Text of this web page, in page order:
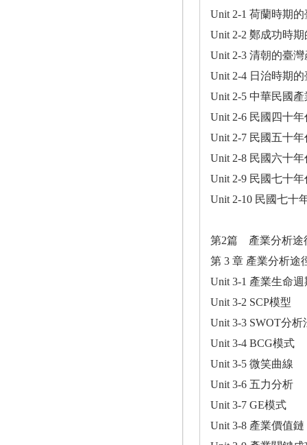
Unit 2-1 荷蘭時期
Unit 2-2 鄭成功時
Unit 2-3 清朝的臺灣
Unit 2-4 日治時期
Unit 2-5 中華民國
Unit 2-6 民國四十
Unit 2-7 民國五十
Unit 2-8 民國六十
Unit 2-9 民國七十
Unit 2-10 民國七十
第2篇 產業分析途
第 3 章 產業分析途
Unit 3-1 產業生命
Unit 3-2 SCP模型
Unit 3-3 SWOT分析
Unit 3-4 BCG模式
Unit 3-5 微笑曲線
Unit 3-6 五力分析
Unit 3-7 GE模式
Unit 3-8 產業價值鏈